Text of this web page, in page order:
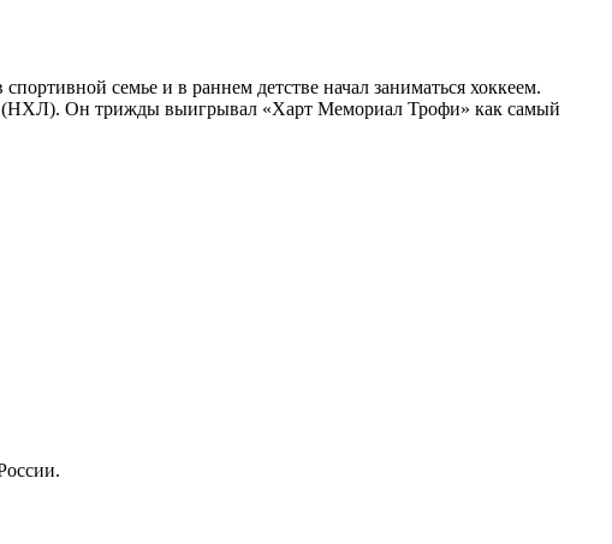
семье и в раннем детстве начал заниматься хоккеем.
(НХЛ). Он трижды выигрывал «Харт Мемориал Трофи» как самый